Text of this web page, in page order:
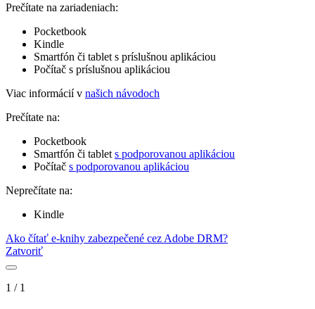
Prečítate na zariadeniach:
Pocketbook
Kindle
Smartfón či tablet s príslušnou aplikáciou
Počítač s príslušnou aplikáciou
Viac informácií v našich návodoch
Prečítate na:
Pocketbook
Smartfón či tablet s podporovanou aplikáciou
Počítač s podporovanou aplikáciou
Neprečítate na:
Kindle
Ako čítať e-knihy zabezpečené cez Adobe DRM?
Zatvoriť
1 / 1